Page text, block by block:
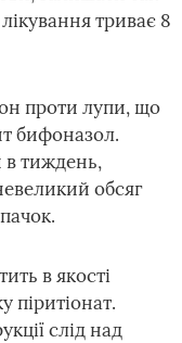
триває 8
проти лупи, що
бифоназол.
в тиждень,
обсяг
в якості
піритіонат.
слід над